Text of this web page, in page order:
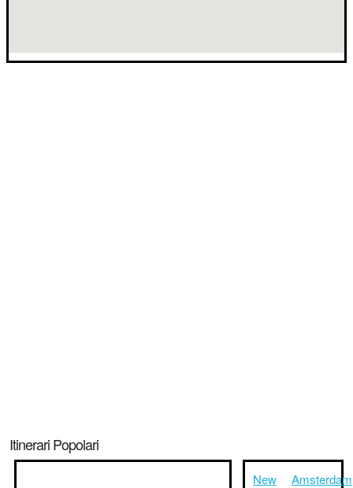
Itinerari Popolari
New
Amsterdam